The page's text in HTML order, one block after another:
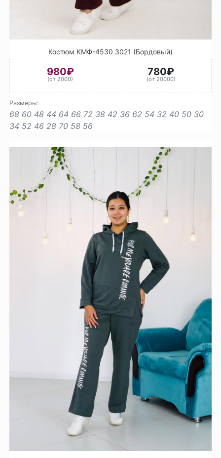
Костюм КМФ-4530 3021 (Бордовый)
980₽
(от 2000)
780₽
(от 20000)
Размеры:
68 60 48 44 64 66 72 38 42 36 62 54 32 40 50 30
34 52 46 28 70 58 56